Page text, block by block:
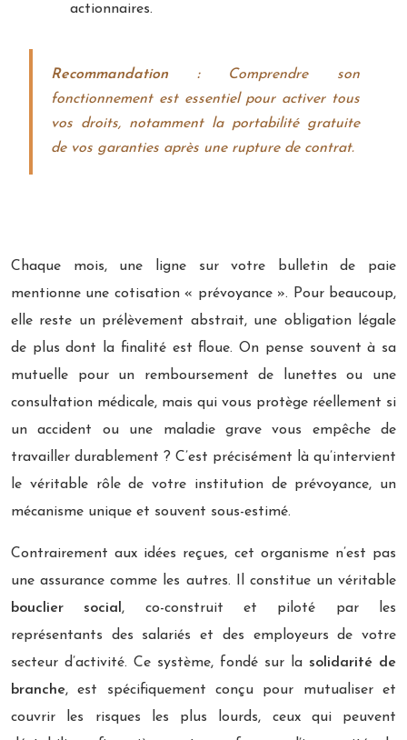
actionnaires.
Recommandation :Comprendre son
fonctionnement est essentiel pour activer tous
vos droits, notamment la portabilité gratuite
de vos garanties après une rupture de contrat.
Chaque mois, une ligne sur votre bulletin de paie
mentionne une cotisation « prévoyance ». Pour beaucoup,
elle reste un prélèvement abstrait, une obligation légale
de plus dont la finalité est floue. On pense souvent à sa
mutuelle pour un remboursement de lunettes ou une
consultation médicale, mais qui vous protège réellement si
un accident ou une maladie grave vous empêche de
travailler durablement ? C’est précisément là qu’intervient
le véritable rôle de votre institution de prévoyance, un
mécanisme unique et souvent sous-estimé.
Contrairement aux idées reçues, cet organisme n’est pas
une assurance comme les autres. Il constitue un véritable
bouclier social , co-construit et piloté par les
représentants des salariés et des employeurs de votre
secteur d’activité. Ce système, fondé sur la solidarité de
branche, est spécifiquement conçu pour mutualiser et
couvrir les risques les plus lourds, ceux qui peuvent